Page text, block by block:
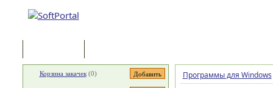
Программы для Windows
Корзина закачек(0)